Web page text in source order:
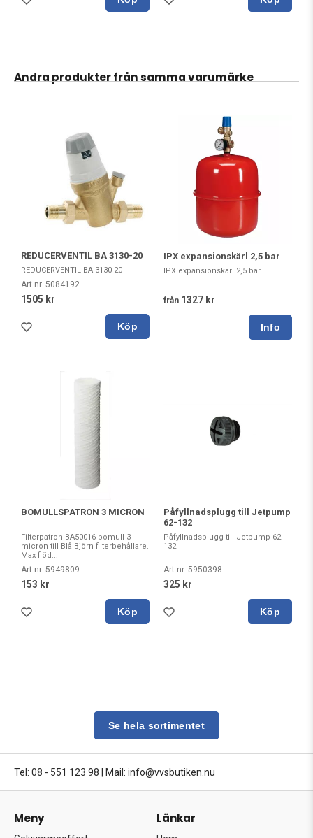
Andra produkter från samma varumärke
REDUCERVENTIL BA 3130-20
REDUCERVENTIL BA 3130-20
Art nr. 5084192
1505 kr
Köp
IPX expansionskärl 2,5 bar
IPX expansionskärl 2,5 bar
från 1327 kr
BOMULLSPATRON 3 MICRON
Filterpatron BA50016 bomull 3
micron till Blå Björn filterbehållare.
Max flöd...
Art nr. 5949809
153 kr
Köp
Påfyllnadsplugg till Jetpump
62-132
Påfyllnadsplugg till Jetpump 62-
132
Art nr. 5950398
325 kr
Köp
Se hela sortimentet
Tel: 08 - 551 123 98 Mail: info@vvsbutiken.nu
Meny Länkar